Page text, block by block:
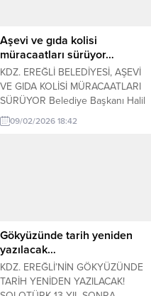
Aşevi ve gıda kolisi
müracaatları sürüyor…
KDZ. EREĞLİ BELEDİYESİ, AŞEVİ
VE GIDA KOLİSİ MÜRACAATLARI
SÜRÜYOR Belediye Başkanı Halil
Posbıyık’ın talimatıyla Ramazan
ayında aşsız kimse kalmaması için
Sosyal Yardım İşleri Müdürü...
09/02/2026 18:42
Gökyüzünde tarih yeniden
yazılacak…
KDZ. EREĞLİ’NİN GÖKYÜZÜNDE
TARİH YENİDEN YAZILACAK!